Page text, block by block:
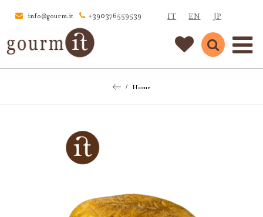
info@gourm.it +390376559539 IT EN JP
Home